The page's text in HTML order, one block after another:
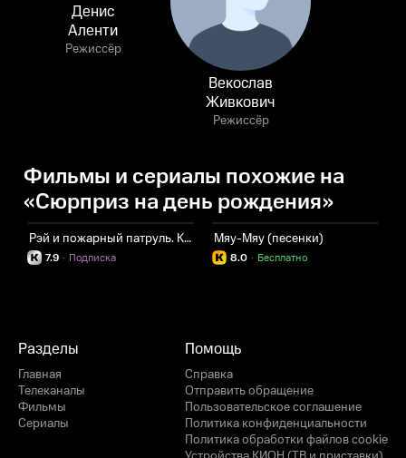
Денис
Аленти
Режиссёр
Векослав
Живкович
Режиссёр
Фильмы и сериалы похожие на
«Сюрприз на день рождения»
Рэй и пожарный патруль. Команда ВиВилз
7.9 Подписка
·
Мяу-Мяу (песенки)
8.0 Бесплатно
·
Разделы
Главная
Телеканалы
Фильмы
Сериалы
Помощь
Справка
Отправить обращение
Пользовательское соглашение
Политика конфиденциальности
Политика обработки файлов cookie